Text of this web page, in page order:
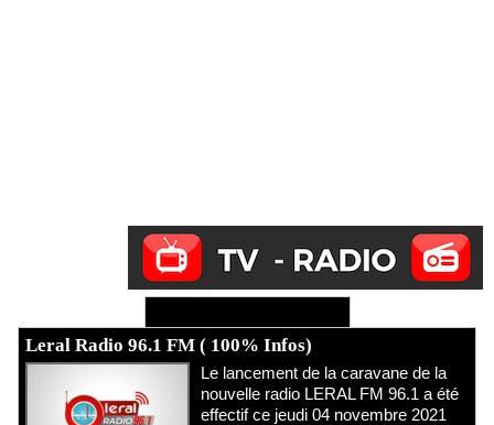
Leral Radio 96.1 FM ( 100% Infos)
Le lancement de la caravane de la
nouvelle radio LERAL FM 96.1 a été
effectif ce jeudi 04 novembre 2021